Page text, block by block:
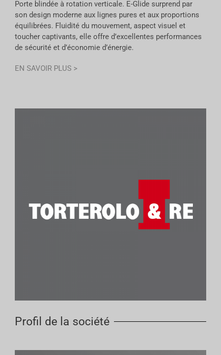
Porte blindée à rotation verticale. E-Glide surprend par
son design moderne aux lignes pures et aux proportions
équilibrées. Fluidité du mouvement, aspect visuel et
toucher captivants, elle offre d’excellentes performances
de sécurité et d’économie d’énergie.
EN SAVOIR PLUS >
Profil de la société